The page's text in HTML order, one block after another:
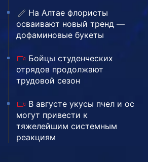
На Алтае флористы
осваивают новый тренд —
дофаминовые букеты
Бойцы студенческих
отрядов продолжают
трудовой сезон
В августе укусы пчел и ос
могут привести к
тяжелейшим системным
реакциям